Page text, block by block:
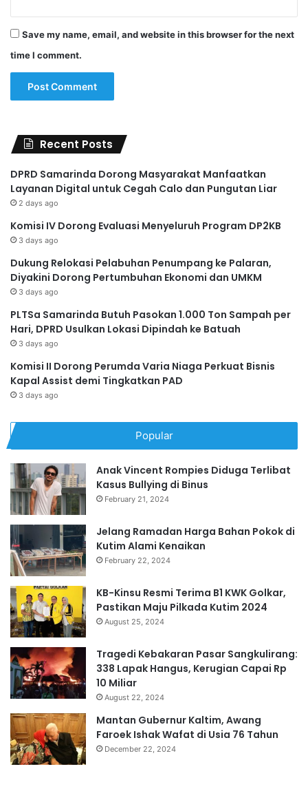
Save my name, email, and website in this browser for the next
time I comment.
Recent Posts
DPRD Samarinda Dorong Masyarakat Manfaatkan
Layanan Digital untuk Cegah Calo dan Pungutan Liar
2 days ago
Komisi IV Dorong Evaluasi Menyeluruh Program DP2KB
3 days ago
Dukung Relokasi Pelabuhan Penumpang ke Palaran,
Diyakini Dorong Pertumbuhan Ekonomi dan UMKM
3 days ago
PLTSa Samarinda Butuh Pasokan 1.000 Ton Sampah per
Hari, DPRD Usulkan Lokasi Dipindah ke Batuah
3 days ago
Komisi II Dorong Perumda Varia Niaga Perkuat Bisnis
Kapal Assist demi Tingkatkan PAD
3 days ago
Popular
Anak Vincent Rompies Diduga Terlibat
Kasus Bullying di Binus
February 21, 2024
Jelang Ramadan Harga Bahan Pokok di
Kutim Alami Kenaikan
February 22, 2024
KB-Kinsu Resmi Terima B1 KWK Golkar,
Pastikan Maju Pilkada Kutim 2024
August 25, 2024
Tragedi Kebakaran Pasar Sangkulirang:
338 Lapak Hangus, Kerugian Capai Rp
10 Miliar
August 22, 2024
Mantan Gubernur Kaltim, Awang
Faroek Ishak Wafat di Usia 76 Tahun
December 22, 2024